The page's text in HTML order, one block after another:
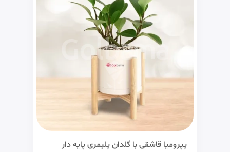
پپرومیا قاشقی با گلدان پلیمری پایه دار